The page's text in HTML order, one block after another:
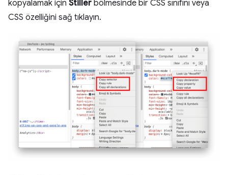
kopyalamak için Stiller bölmesinde bir CSS sınıfını veya
CSS özelliğini sağ tıklayın.